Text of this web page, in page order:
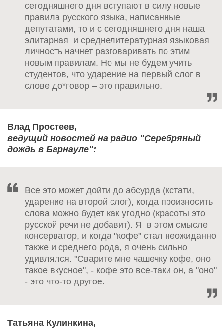
сегодняшнего дня вступают в силу новые
правила русского языка, написанные
депутатами, то и с сегодняшнего дня наша
элитарная и среднелитературная языковая
личность начнет разговаривать по этим
новым правилам. Но мы не будем учить
студентов, что ударение на первый слог в
слове до*говор – это правильно.
Влад Простеев,
ведущий новостей на радио "Серебряный
дождь в Барнауле":
Все это может дойти до абсурда (кстати,
ударение на второй слог), когда произносить
слова можно будет как угодно (красоты это
русской речи не добавит). Я в этом смысле
консерватор, и когда "кофе" стал неожиданно
также и среднего рода, я очень сильно
удивлялся. "Сварите мне чашечку кофе, оно
такое вкусное", - кофе это все-таки он, а "оно"
- это что-то другое.
Татьяна Кулинкина,